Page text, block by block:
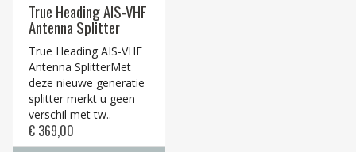
True Heading AIS-VHF
Antenna Splitter
True Heading AIS-VHF
Antenna SplitterMet
deze nieuwe generatie
splitter merkt u geen
verschil met tw..
€ 369,00